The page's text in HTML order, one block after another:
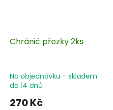
Chránič přezky 2ks
Na objednávku - skladem
do 14 dnů
270 Kč